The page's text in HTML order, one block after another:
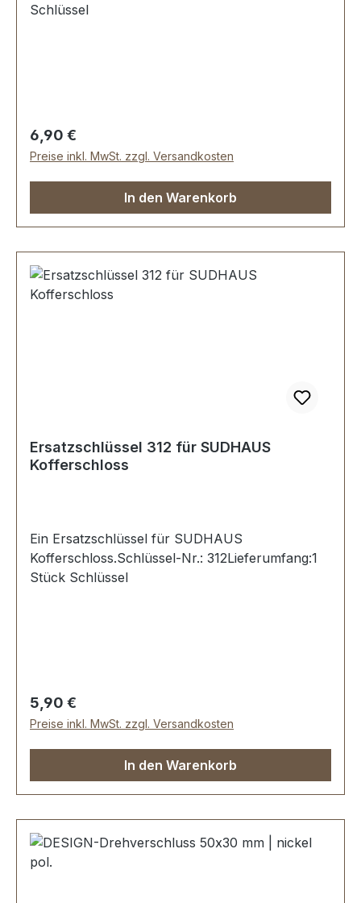
Schlüssel
Regulärer Preis:
6,90 €
Preise inkl. MwSt. zzgl. Versandkosten
In den Warenkorb
Ersatzschlüssel 312 für SUDHAUS
Kofferschloss
Ein Ersatzschlüssel für SUDHAUS
Kofferschloss.Schlüssel-Nr.: 312Lieferumfang:1
Stück Schlüssel
Regulärer Preis:
5,90 €
Preise inkl. MwSt. zzgl. Versandkosten
In den Warenkorb